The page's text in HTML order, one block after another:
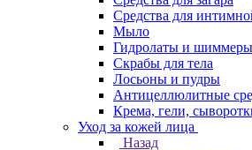
Средства для
Мыло
Гидролаты и шиммеры
Скрабы для тела
Лосьоны и пудры
Антицеллюлитные
Крема, гели,
Уход за кожей лица
Назад